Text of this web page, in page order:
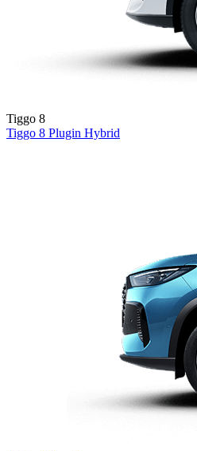
Tiggo 8
Tiggo 8 Plugin Hybrid